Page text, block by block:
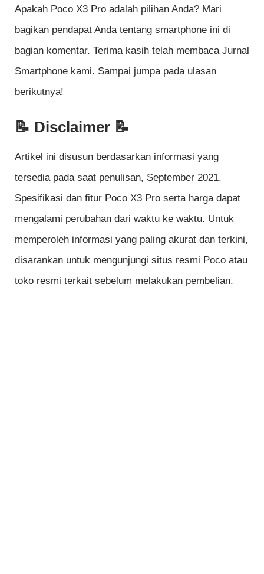
Apakah Poco X3 Pro adalah pilihan Anda? Mari
bagikan pendapat Anda tentang smartphone ini di
bagian komentar. Terima kasih telah membaca Jurnal
Smartphone kami. Sampai jumpa pada ulasan
berikutnya!
📝 Disclaimer 📝
Artikel ini disusun berdasarkan informasi yang
tersedia pada saat penulisan, September 2021.
Spesifikasi dan fitur Poco X3 Pro serta harga dapat
mengalami perubahan dari waktu ke waktu. Untuk
memperoleh informasi yang paling akurat dan terkini,
disarankan untuk mengunjungi situs resmi Poco atau
toko resmi terkait sebelum melakukan pembelian.